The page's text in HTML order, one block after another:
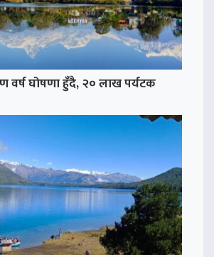
वर्ष घोषणा हुँदै, २० लाख पर्यटक